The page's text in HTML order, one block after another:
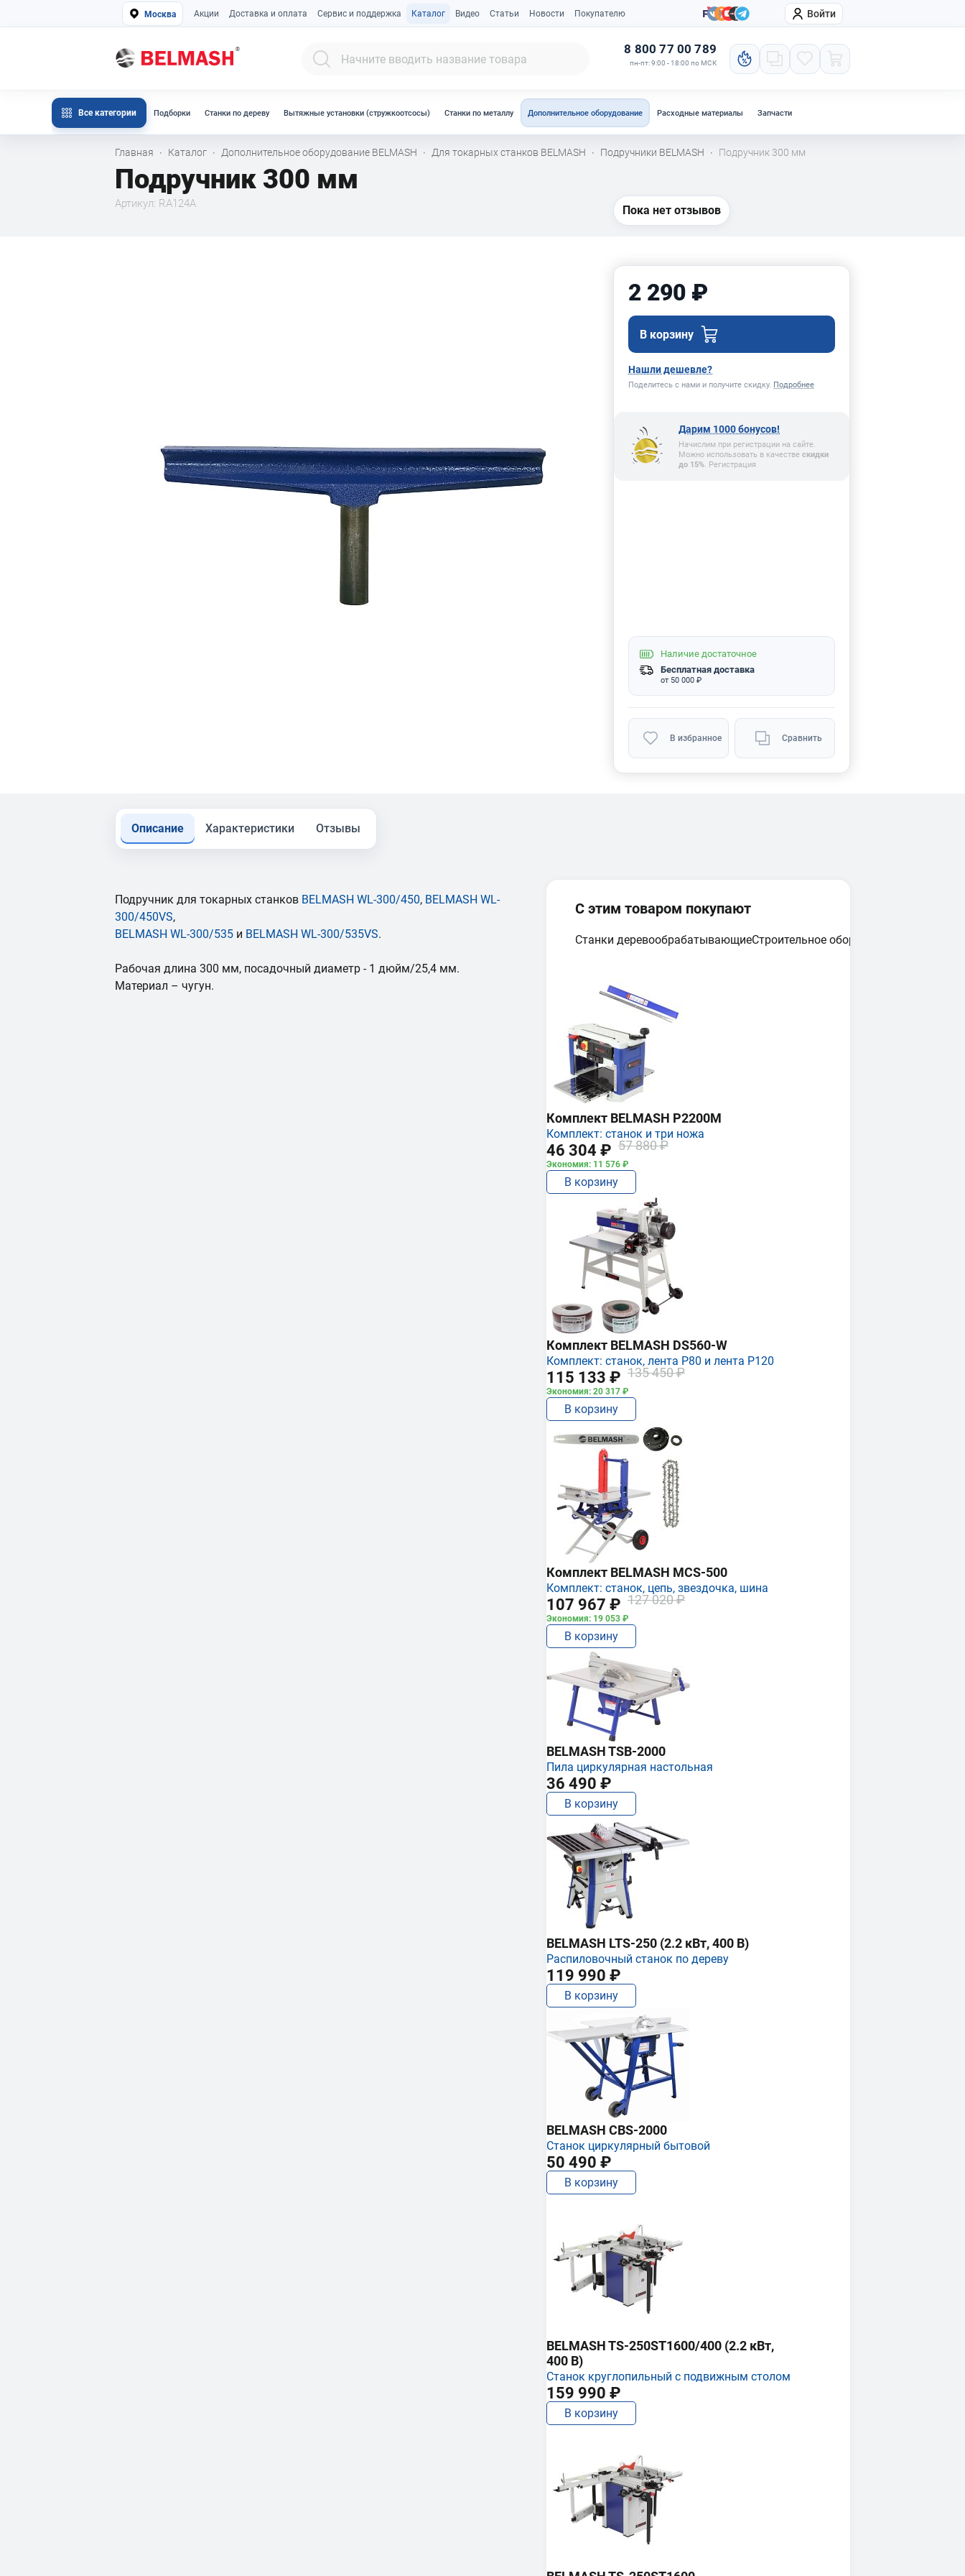
Москва Акции Доставка и оплата Сервис и поддержка Каталог Видео Статьи Новости Покупателю Компания Войти
8 800 77 00 789
пн-пт: 9:00 - 18:00 по МСК
Все категории Подборки Станки по дереву Вытяжные установки (стружкоотсосы) Станки по металлу Дополнительное оборудование Расходные материалы Запчасти
Главная · Каталог · Дополнительное оборудование BELMASH · Для токарных станков BELMASH · Подручники BELMASH · Подручник 300 мм
Подручник 300 мм
Артикул: RA124A Пока нет отзывов
2 290 ₽
В корзину
Нашли дешевле?
Поделитесь с нами и получите скидку. Подробнее
Дарим 1000 бонусов!
Начислим при регистрации на сайте.
Можно использовать в качестве скидки
до 15%. Регистрация
Наличие достаточное
Бесплатная доставка
от 50 000 ₽
В избранное Сравнить
Описание Характеристики Отзывы
Подручник для токарных станков BELMASH WL-300/450, BELMASH WL-
300/450VS,
BELMASH WL-300/535 и BELMASH WL-300/535VS.
Рабочая длина 300 мм, посадочный диаметр - 1 дюйм/25,4 мм.
Материал – чугун.
С этим товаром покупают
Станки деревообрабатывающиеСтроительное оборудование
Комплект BELMASH P2200M
Комплект: станок и три ножа
46 304 ₽ 57 880 ₽
Экономия: 11 576 ₽
В корзину
Комплект BELMASH DS560-W
Комплект: станок, лента P80 и лента P120
115 133 ₽ 135 450 ₽
Экономия: 20 317 ₽
В корзину
Комплект BELMASH MCS-500
Комплект: станок, цепь, звездочка, шина
107 967 ₽ 127 020 ₽
Экономия: 19 053 ₽
В корзину
BELMASH TSB-2000
Пила циркулярная настольная
36 490 ₽
В корзину
BELMASH LTS-250 (2.2 кВт, 400 В)
Распиловочный станок по дереву
119 990 ₽
В корзину
BELMASH CBS-2000
Станок циркулярный бытовой
50 490 ₽
В корзину
BELMASH TS-250ST1600/400 (2.2 кВт,
400 В)
Станок круглопильный с подвижным столом
159 990 ₽
В корзину